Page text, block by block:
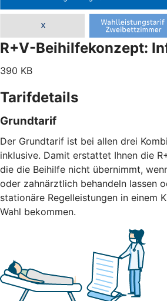
R+V-Beihilfekonzept:
390 KB
Tarifdetails
Grundtarif
Der Grundtarif ist bei allen drei
inklusive. Damit erstattet Ihnen die
die die Beihilfe nicht übernimmt,
oder zahnärztlich behandeln lassen
stationäre Regelleistungen in einem
Wahl bekommen.